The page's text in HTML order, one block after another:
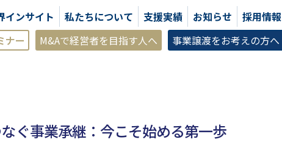
インサイト 私たちについて 支援実績 お知らせ
採用情報
ナー
M&Aで経営者を目指す人へ 事業譲渡をお考えの方へ
ぐ事業承継：今こそ始める第一歩